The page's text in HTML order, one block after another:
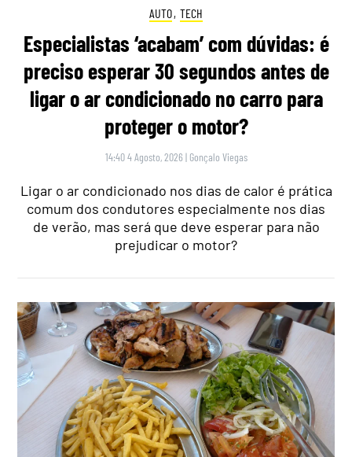
AUTO, TECH
Especialistas ‘acabam’ com dúvidas: é
preciso esperar 30 segundos antes de
ligar o ar condicionado no carro para
proteger o motor?
14:40 4 Agosto, 2026 | Gonçalo Viegas
Ligar o ar condicionado nos dias de calor é prática
comum dos condutores especialmente nos dias
de verão, mas será que deve esperar para não
prejudicar o motor?